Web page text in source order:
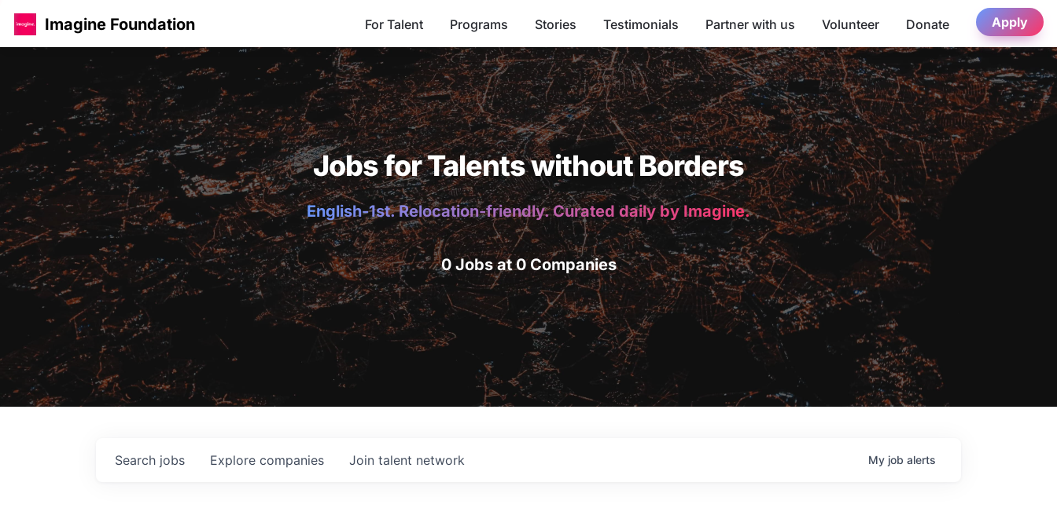
Imagine Foundation For Talent Programs Stories Testimonials Partner with us Volunteer Donate Apply
Jobs for Talents without Borders
English-1st. Relocation-friendly. Curated daily by Imagine.
0 Jobs at 0 Companies
Search jobs Explore companies Join talent network My job alerts